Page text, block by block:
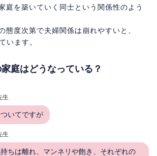
庭を築いていく同士という関係性のよう
態度次第で夫婦関係は崩れやすいと、
います。
庭はどうなっている？
生
いてですが
生
ちは離れ、マンネリや飽き、それぞれの